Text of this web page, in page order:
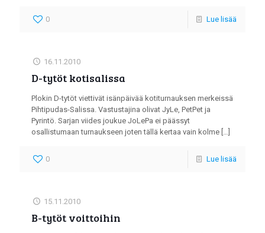
0 Lue lisää
16.11.2010
D-tytöt kotisalissa
Plokin D-tytöt viettivät isänpäivää kotiturnauksen merkeissä
Pihtipudas-Salissa. Vastustajina olivat JyLe, PetPet ja
Pyrintö. Sarjan viides joukue JoLePa ei päässyt
osallistumaan turnaukseen joten tällä kertaa vain kolme […]
0 Lue lisää
15.11.2010
B-tytöt voittoihin